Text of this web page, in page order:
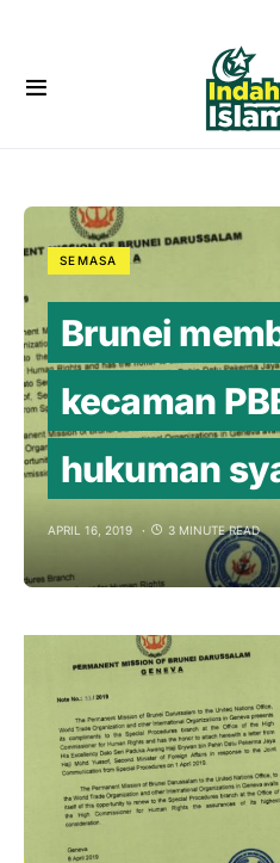
SEMASA
Brunei
kecaman
hukuman
APRIL 16, 2019 3 MINUTE READ